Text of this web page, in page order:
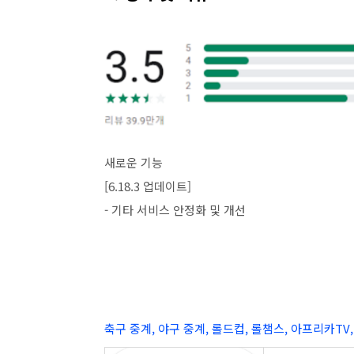
새로운 기능
[6.18.3 업데이트]
- 기타 서비스 안정화 및 개선
축구 중계, 야구 중계, 롤드컵, 롤챔스, 아프리카